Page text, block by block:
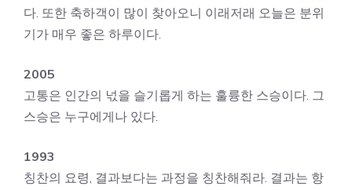
다. 또한 축하객이 많이 찾아오니 이래저래 오늘은 분위
기가 매우 좋은 하루이다.
2005
고통은 인간의 넋을 슬기롭게 하는 훌륭한 스승이다. 그
스승은 누구에게나 있다.
1993
칭찬의 요령, 결과보다는 과정을 칭찬해줘라. 결과는 항